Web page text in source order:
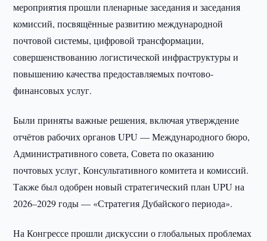
мероприятия прошли пленарные заседания и заседания
комиссий, посвящённые развитию международной
почтовой системы, цифровой трансформации,
совершенствованию логистической инфраструктуры и
повышению качества предоставляемых почтово-
финансовых услуг.
Были приняты важные решения, включая утверждение
отчётов рабочих органов UPU — Международного бюро,
Административного совета, Совета по оказанию
почтовых услуг, Консультативного комитета и комиссий.
Также был одобрен новый стратегический план UPU на
2026–2029 годы — «Стратегия Дубайского периода».
На Конгрессе прошли дискуссии о глобальных проблемах